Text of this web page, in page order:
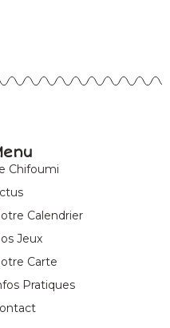
Chifoumi
Calendrier
Jeux
Carte
Pratiques